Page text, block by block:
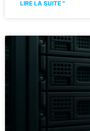
LIRE LA SUITE "